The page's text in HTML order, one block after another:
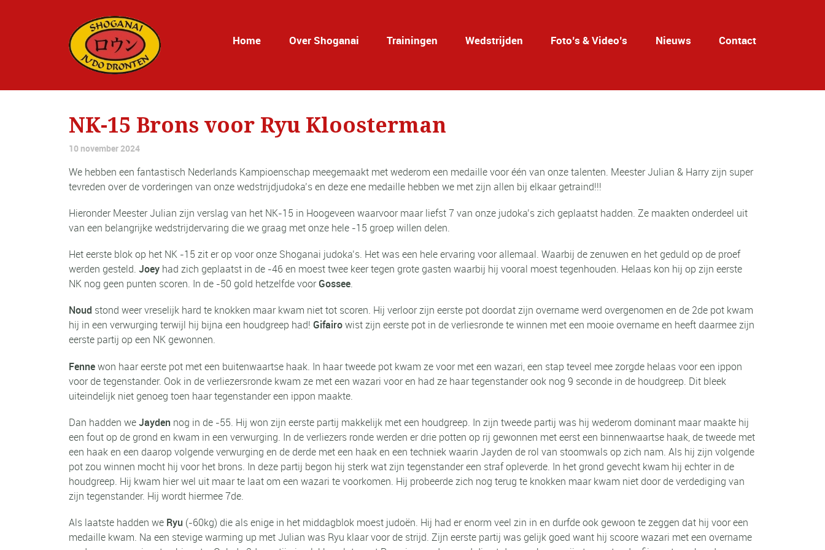
Home Over Shoganai Trainingen Wedstrijden Foto’s & Video’s Nieuws Contact
NK-15 Brons voor Ryu Kloosterman
10 november 2024
We hebben een fantastisch Nederlands Kampioenschap meegemaakt met wederom een medaille voor één van onze talenten. Meester Julian & Harry zijn super
tevreden over de vorderingen van onze wedstrijdjudoka’s en deze ene medaille hebben we met zijn allen bij elkaar getraind!!!
Hieronder Meester Julian zijn verslag van het NK-15 in Hoogeveen waarvoor maar liefst 7 van onze judoka’s zich geplaatst hadden. Ze maakten onderdeel uit
van een belangrijke wedstrijdervaring die we graag met onze hele -15 groep willen delen.
Het eerste blok op het NK -15 zit er op voor onze Shoganai judoka’s. Het was een hele ervaring voor allemaal. Waarbij de zenuwen en het geduld op de proef
werden gesteld. Joey had zich geplaatst in de -46 en moest twee keer tegen grote gasten waarbij hij vooral moest tegenhouden. Helaas kon hij op zijn eerste
NK nog geen punten scoren. In de -50 gold hetzelfde voorGossee.
Noud stond weer vreselijk hard te knokken maar kwam niet tot scoren. Hij verloor zijn eerste pot doordat zijn overname werd overgenomen en de 2de pot kwam
hij in een verwurging terwijl hij bijna een houdgreep had! Gifairowist zijn eerste pot in de verliesronde te winnen met een mooie overname en heeft daarmee zijn
eerste partij op een NK gewonnen.
Fennewon haar eerste pot met een buitenwaartse haak. In haar tweede pot kwam ze voor met een wazari, een stap teveel mee zorgde helaas voor een ippon
voor de tegenstander. Ook in de verliezersronde kwam ze met een wazari voor en had ze haar tegenstander ook nog 9 seconde in de houdgreep. Dit bleek
uiteindelijk niet genoeg toen haar tegenstander een ippon maakte.
Dan hadden weJayden nog in de -55. Hij won zijn eerste partij makkelijk met een houdgreep. In zijn tweede partij was hij wederom dominant maar maakte hij
een fout op de grond en kwam in een verwurging. In de verliezers ronde werden er drie potten op rij gewonnen met eerst een binnenwaartse haak, de tweede met
een haak en een daarop volgende verwurging en de derde met een haak en een techniek waarin Jayden de rol van stoomwals op zich nam. Als hij zijn volgende
pot zou winnen mocht hij voor het brons. In deze partij begon hij sterk wat zijn tegenstander een straf opleverde. In het grond gevecht kwam hij echter in de
houdgreep. Hij kwam hier wel uit maar te laat om een wazari te voorkomen. Hij probeerde zich nog terug te knokken maar kwam niet door de verdediging van
zijn tegenstander. Hij wordt hiermee 7de.
Als laatste hadden we Ryu (-60kg) die als enige in het middagblok moest judoën. Hij had er enorm veel zin in en durfde ook gewoon te zeggen dat hij voor een
medaille kwam. Na een stevige warming up met Julian was Ryu klaar voor de strijd. Zijn eerste partij was gelijk goed want hij scoore wazari met een overname